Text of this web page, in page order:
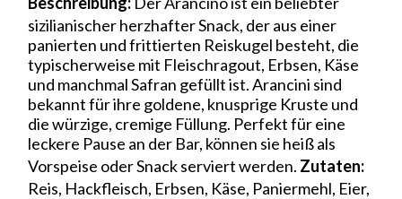
sizilianischer herzhafter Snack, der aus einer
panierten und frittierten Reiskugel besteht, die
typischerweise mit Fleischragout, Erbsen, Käse
und manchmal Safran gefüllt ist. Arancini sind
bekannt für ihre goldene, knusprige Kruste und
die würzige, cremige Füllung. Perfekt für eine
leckere Pause an der Bar, können sie heiß als
Vorspeise oder Snack serviert werden. Zutaten:
Reis, Hackfleisch, Erbsen, Käse, Paniermehl, Eier,